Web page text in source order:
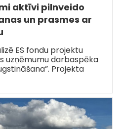
aktīvi pilnveido
un prasmes ar
ES fondu projektu
uzņēmumu darbaspēka
Projekta